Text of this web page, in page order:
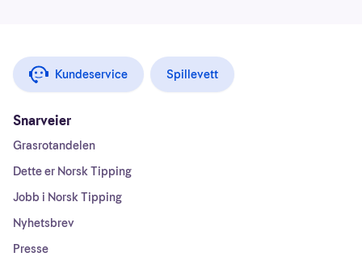
Kundeservice Spillevett
Snarveier
Grasrotandelen
Dette er Norsk Tipping
Jobb i Norsk Tipping
Nyhetsbrev
Presse